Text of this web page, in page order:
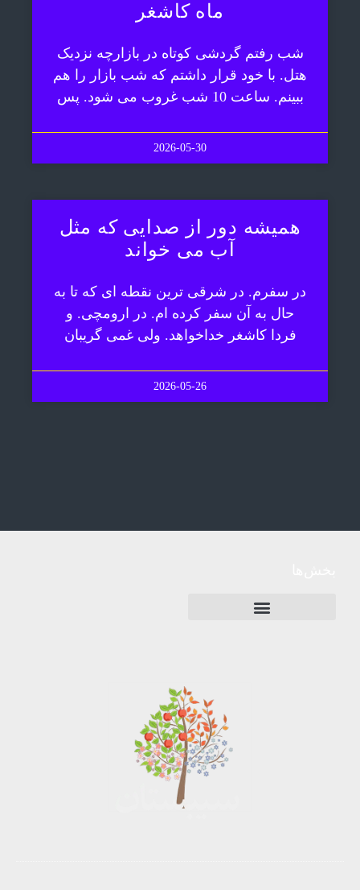
ماه کاشغر
شب رفتم گردشی کوتاه در بازارچه نزدیک
هتل. با خود قرار داشتم که شب بازار را هم
ببینم. ساعت 10 شب غروب می شود. پس
2026-05-30
همیشه دور از صدایی که مثل
آب می خواند
در سفرم. در شرقی ترین نقطه ای که تا به
حال به آن سفر کرده ام. در ارومچی. و
فردا کاشغر خداخواهد. ولی غمی گریبان
2026-05-26